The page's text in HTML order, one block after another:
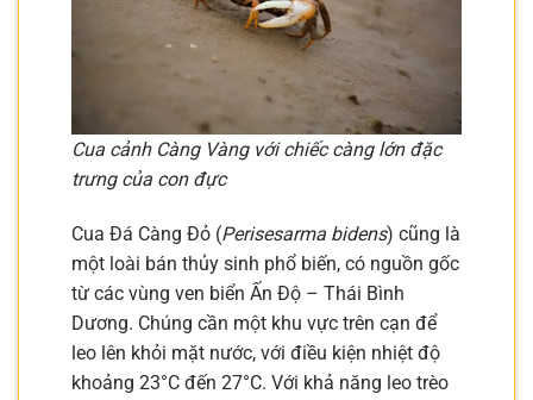
Cua cảnh Càng Vàng với chiếc càng lớn đặc
trưng của con đực
Cua Đá Càng Đỏ (Perisesarma bidens) cũng là
một loài bán thủy sinh phổ biến, có nguồn gốc
từ các vùng ven biển Ấn Độ – Thái Bình
Dương. Chúng cần một khu vực trên cạn để
leo lên khỏi mặt nước, với điều kiện nhiệt độ
khoảng 23°C đến 27°C. Với khả năng leo trèo